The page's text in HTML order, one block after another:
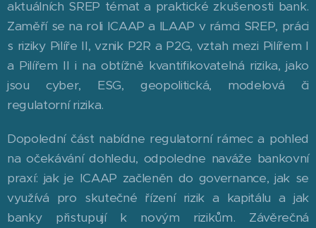
aktuálních SREP témat a praktické zkušenosti bank.
Zaměří se na roli ICAAP a ILAAP v rámci SREP, práci
s riziky Pilíře II, vznik P2R a P2G, vztah mezi Pilířem I
a Pilířem II i na obtížně kvantifikovatelná rizika, jako
jsou cyber, ESG, geopolitická, modelová či
regulatorní rizika.
Dopolední část nabídne regulatorní rámec a pohled
na očekávání dohledu, odpoledne naváže bankovní
praxí: jak je ICAAP začleněn do governance, jak se
využívá pro skutečné řízení rizik a kapitálu a jak
banky přistupují k novým rizikům. Závěrečná